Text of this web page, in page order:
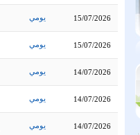
يومي 15/07/2026
يومي 15/07/2026
يومي 14/07/2026
يومي 14/07/2026
يومي 14/07/2026